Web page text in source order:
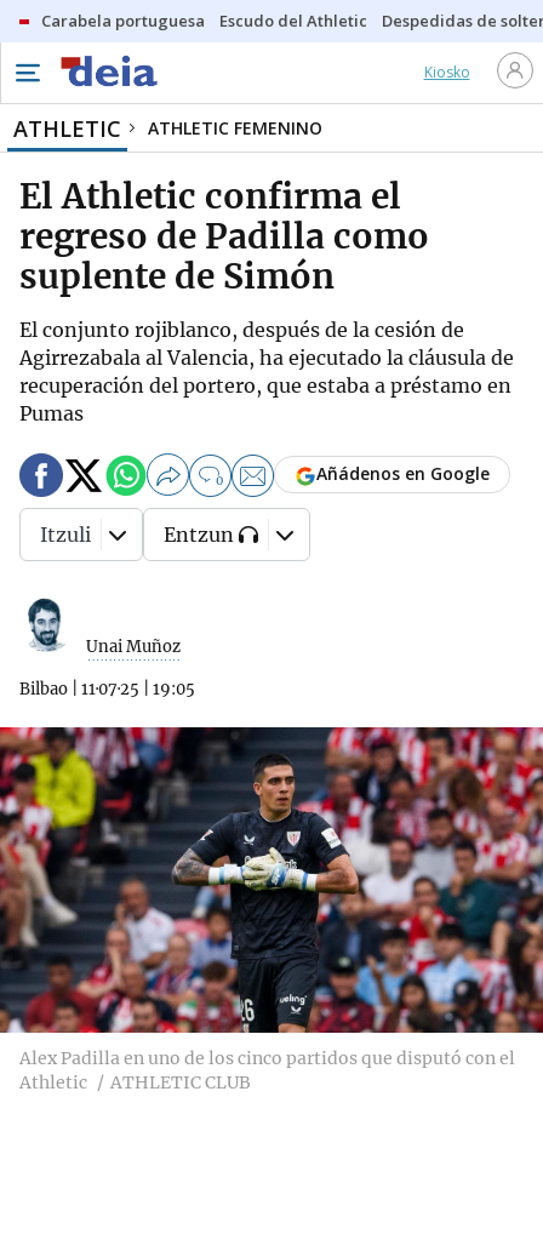
Carabela portuguesa Escudo del Athletic Despedidas de
Kiosko
ATHLETIC ATHLETIC FEMENINO
El Athletic confirma el
regreso de Padilla como
suplente de Simón
El conjunto rojiblanco, después de la cesión de
Agirrezabala al Valencia, ha ejecutado la cláusula de
recuperación del portero, que estaba a préstamo en
Pumas
Unai Muñoz
Bilbao 11·07·25 19:05
0 Añádenos en Google
Itzuli Entzun
Alex Padilla en uno de los cinco partidos que disputó con el
Athletic
ATHLETIC CLUB